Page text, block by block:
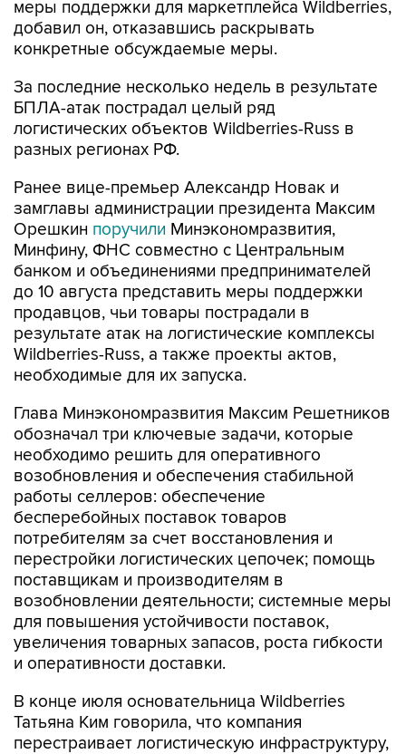
меры поддержки для маркетплейса Wildberries,
добавил он, отказавшись раскрывать
конкретные обсуждаемые меры.
За последние несколько недель в результате
БПЛА-атак пострадал целый ряд
логистических объектов Wildberries-Russ в
разных регионах РФ.
Ранее вице-премьер Александр Новак и
замглавы администрации президента Максим
Орешкин поручили Минэкономразвития,
Минфину, ФНС совместно с Центральным
банком и объединениями предпринимателей
до 10 августа представить меры поддержки
продавцов, чьи товары пострадали в
результате атак на логистические комплексы
Wildberries-Russ, а также проекты актов,
необходимые для их запуска.
Глава Минэкономразвития Максим Решетников
обозначал три ключевые задачи, которые
необходимо решить для оперативного
возобновления и обеспечения стабильной
работы селлеров: обеспечение
бесперебойных поставок товаров
потребителям за счет восстановления и
перестройки логистических цепочек; помощь
поставщикам и производителям в
возобновлении деятельности; системные меры
для повышения устойчивости поставок,
увеличения товарных запасов, роста гибкости
и оперативности доставки.
В конце июля основательница Wildberries
Татьяна Ким говорила, что компания
перестраивает логистическую инфраструктуру,